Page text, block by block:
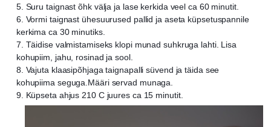
5. Suru taignast õhk välja ja lase kerkida veel ca 60 minutit.
6. Vormi taignast ühesuurused pallid ja aseta küpsetuspannile
kerkima ca 30 minutiks.
7. Täidise valmistamiseks klopi munad suhkruga lahti. Lisa
kohupiim, jahu, rosinad ja sool.
8. Vajuta klaasipõhjaga taignapalli süvend ja täida see
kohupiima seguga.Määri servad munaga.
9. Küpseta ahjus 210 C juures ca 15 minutit.